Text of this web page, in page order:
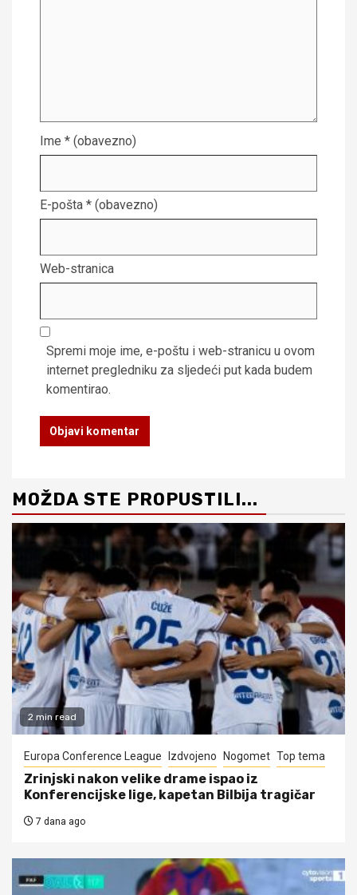
Ime * (obavezno)
E-pošta * (obavezno)
Web-stranica
Spremi moje ime, e-poštu i web-stranicu u ovom
internet pregledniku za sljedeći put kada budem
komentirao.
MOŽDA STE PROPUSTILI...
2 min read
Europa Conference League Izdvojeno Nogomet Top tema
Zrinjski nakon velike drame ispao iz
Konferencijske lige, kapetan Bilbija tragičar
7 dana ago